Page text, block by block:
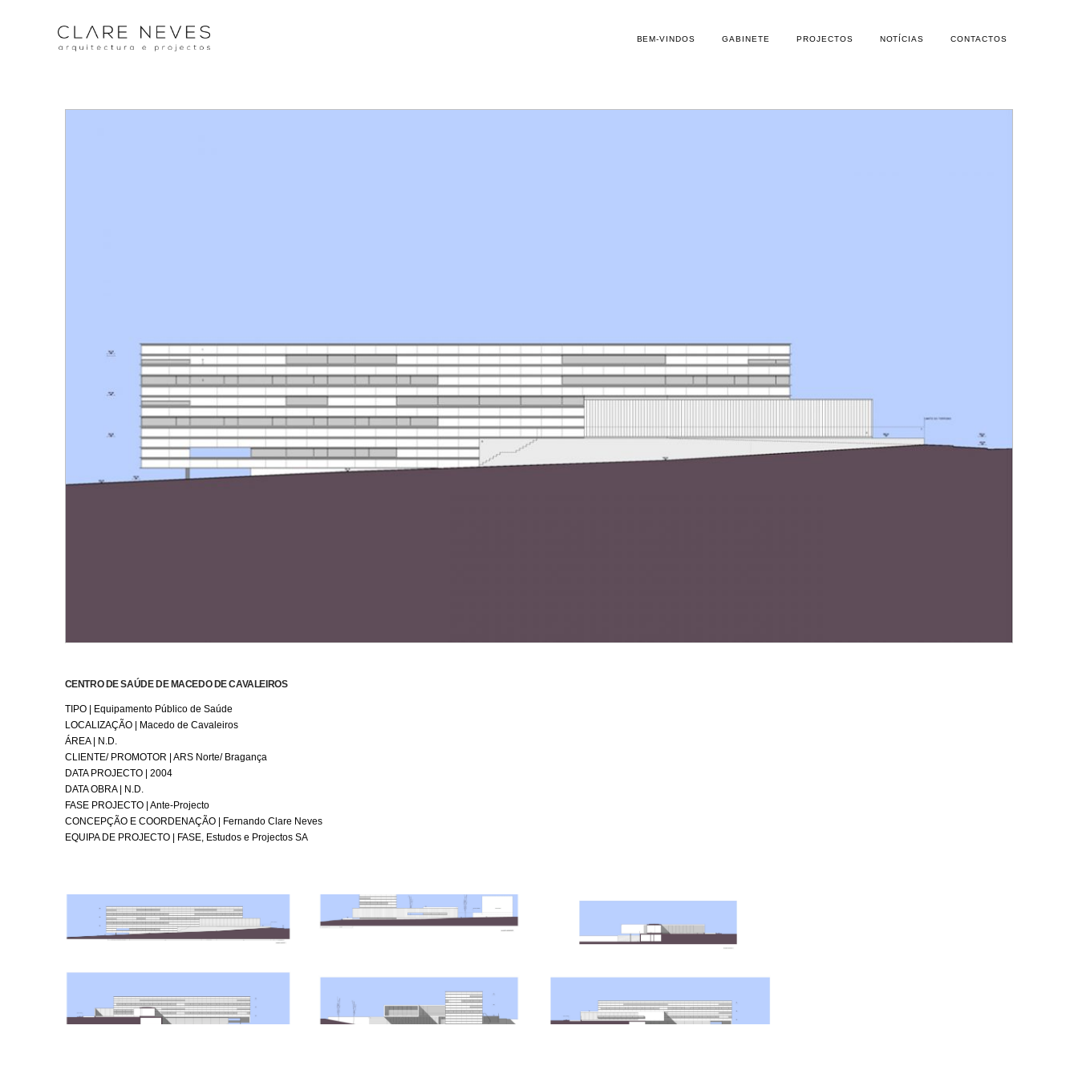
BEM-VINDOS GABINETE PROJECTOS NOTÍCIAS CONTACTOS
CENTRO DE SAÚDE DE MACEDO DE CAVALEIROS
TIPO | Equipamento Público de Saúde
LOCALIZAÇÃO | Macedo de Cavaleiros
ÁREA | N.D.
CLIENTE/ PROMOTOR | ARS Norte/ Bragança
DATA PROJECTO | 2004
DATA OBRA | N.D.
FASE PROJECTO | Ante-Projecto
CONCEPÇÃO E COORDENAÇÃO | Fernando Clare Neves
EQUIPA DE PROJECTO | FASE, Estudos e Projectos SA